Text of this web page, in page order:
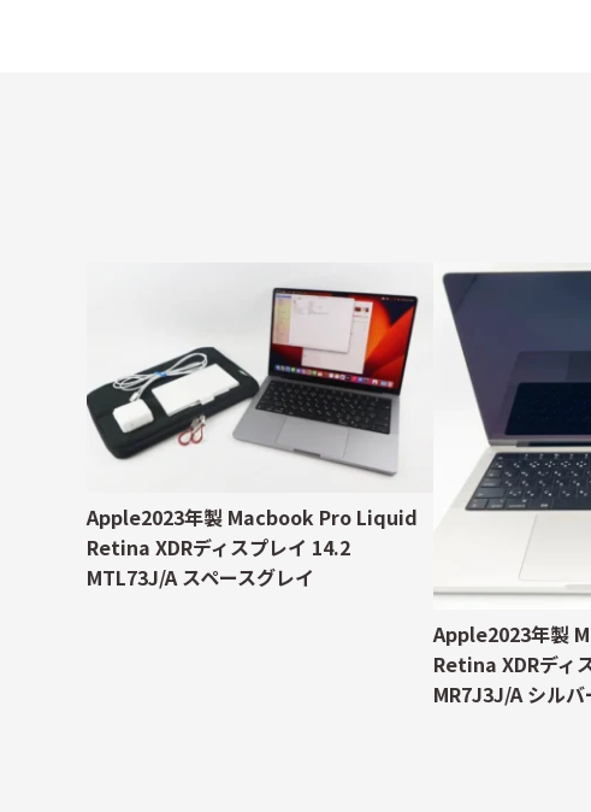
Apple2023年製 Macbook Pro Liquid
Retina XDRディスプレイ 14.2
MTL73J/A スペースグレイ
Apple2023年製
Retina XDRディ
MR7J3J/A シルバ